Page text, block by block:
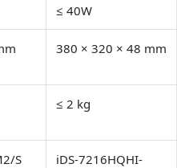
≤ 40W
380 × 320 × 48 mm
≤ 2 kg
S
iDS-7216HQHI-